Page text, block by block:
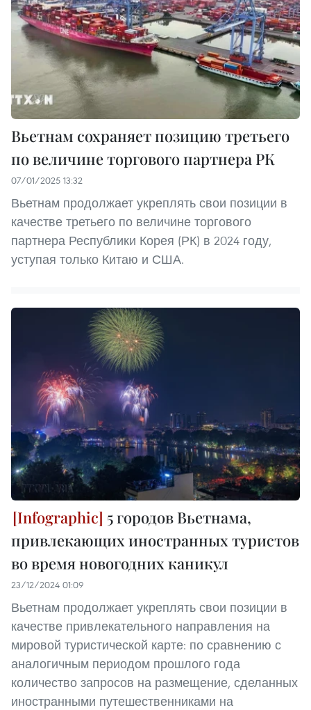
Вьетнам сохраняет позицию третьего
по величине торгового партнера РК
07/01/2025 13:32
Вьетнам продолжает укреплять свои позиции в
качестве третьего по величине торгового
партнера Республики Корея (РК) в 2024 году,
уступая только Китаю и США.
5 городов Вьетнама,
привлекающих иностранных туристов
во время новогодних каникул
23/12/2024 01:09
Вьетнам продолжает укреплять свои позиции в
качестве привлекательного направления на
мировой туристической карте: по сравнению с
аналогичным периодом прошлого года
количество запросов на размещение, сделанных
иностранными путешественниками на